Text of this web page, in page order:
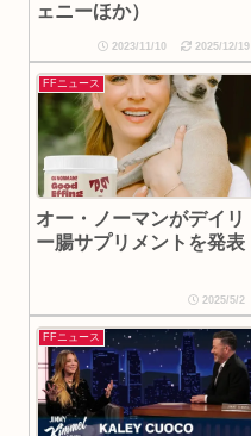
ェニーほか）
2023/11/10 2025/12/19
FFニュース
オー・ノーマンがデイリ
ー腸サプリメントを発表
2025/5/2
FFニュース